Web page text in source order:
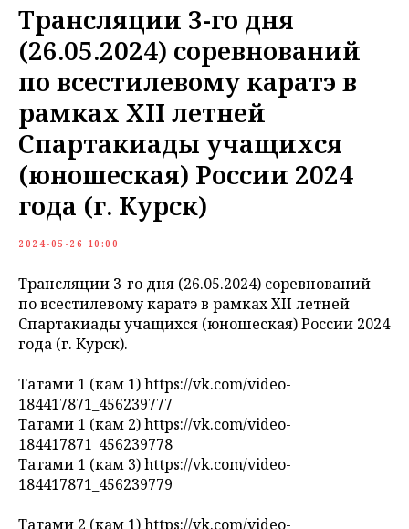
Трансляции 3-го дня
(26.05.2024) соревнований
по всестилевому каратэ в
рамках XII летней
Спартакиады учащихся
(юношеская) России 2024
года (г. Курск)
2024-05-26 10:00
Трансляции 3-го дня (26.05.2024) соревнований
по всестилевому каратэ в рамках XII летней
Спартакиады учащихся (юношеская) России 2024
года (г. Курск).
Татами 1 (кам 1) https://vk.com/video-
184417871_456239777
Татами 1 (кам 2) https://vk.com/video-
184417871_456239778
Татами 1 (кам 3) https://vk.com/video-
184417871_456239779
Татами 2 (кам 1) https://vk.com/video-